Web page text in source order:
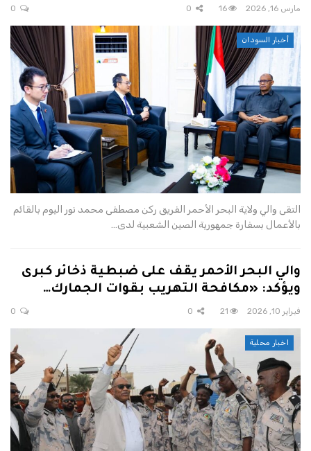
مارس 16, 2026 16
أخبار السودان
التقى والي ولاية البحر الأحمر الفريق ركن مصطفى محمد نور اليوم بالقائم
بالأعمال بسفارة جمهورية الصين الشعبية لدى…
والي البحر الأحمر يقف على ضبطية ذخائر كبرى
ويؤكد: «مكافحة التهريب بقوات الجمارك…
فبراير 10, 2026 21
اخبار محلية